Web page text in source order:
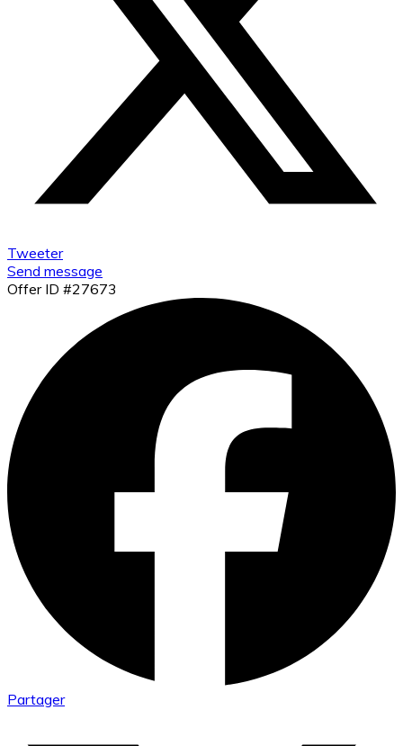
Tweeter
Send message
Offer ID #27673
Partager